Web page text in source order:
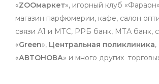
«ZOOмаркет», игорный клуб
магазин парфюмерии, кафе, салон
связи А1 и МТС, РРБ банк, МТА банк,
«Green», Центральная поликлиника,
«АВТОНОВА» и много других